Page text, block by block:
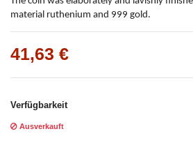
material ruthenium and 999 gold.
41,63 €
Verfügbarkeit
Ausverkauft